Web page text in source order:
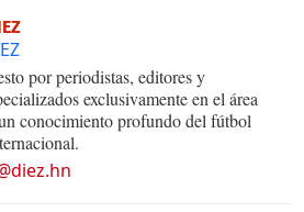
por periodistas, editores y
exclusivamente en el área
conocimiento profundo del fútbol